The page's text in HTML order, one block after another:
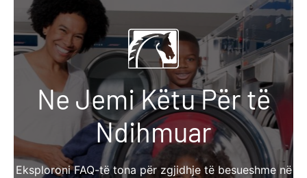
Ne Jemi Këtu Për të
Ndihmuar
Eksploroni FAQ-të tona për zgjidhje të besueshme në